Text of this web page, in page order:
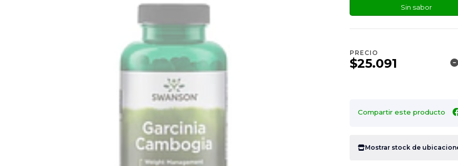
Sin sabor
PRECIO
$25.091
Compartir este producto
Mostrar stock de